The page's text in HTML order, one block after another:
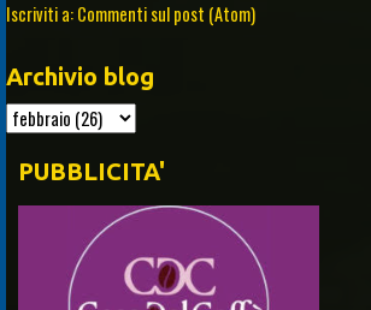
Iscriviti a:Commenti sul post (Atom)
Archivio blog
PUBBLICITA'